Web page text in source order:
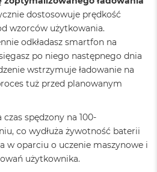
dostosowuje prędkość
wzorców użytkowania.
odkładasz smartfon na
po niego następnego dnia
wstrzymuje ładowanie na
tuż przed planowanym
spędzony na 100-
co wydłuża żywotność baterii
w oparciu o uczenie maszynowe i
użytkownika.